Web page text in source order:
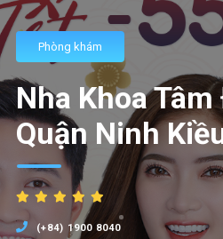
Phòng khám
Nha Khoa
Quận Ninh
(+84) 1900 8040